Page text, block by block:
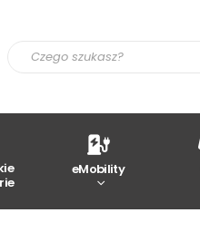
eMobility